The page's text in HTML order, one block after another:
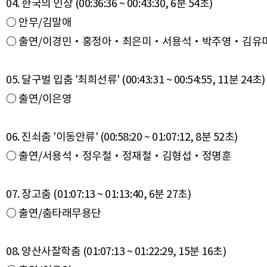
04. 한국의 인상 (00:36:36 ~ 00:43:30, 6분 54초)
○ 안무/김말애
○ 출연/이경민‧홍정아‧최은미‧서용석‧박주영‧김유
05. 달구벌 입춤 '최희선류' (00:43:31 ~ 00:54:55, 11분 24초)
○ 출연/이은영
06. 진쇠춤 '이동안류' (00:58:20 ~ 01:07:12, 8분 52초)
○ 출연/서용석‧정우철‧정재철‧김형섭‧정명훈
07. 장고춤 (01:07:13 ~ 01:13:40, 6분 27초)
○ 출연/춤타래무용단
08. 양산사찰학춤 (01:07:13 ~ 01:22:29, 15분 16초)